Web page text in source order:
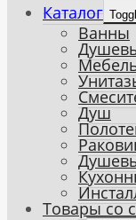
Каталог
Ванны
Душ
Товары со